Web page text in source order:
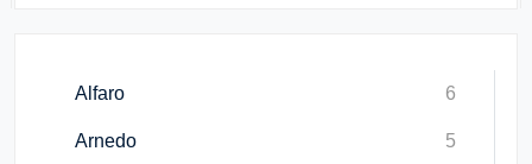
Alfaro 6
Arnedo 5